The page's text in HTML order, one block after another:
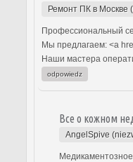
Ремонт ПК в Москве
Профессиональный
Мы предлагаем: <a
Наши мастера
odpowiedz
Все о кожном
AngelSpive